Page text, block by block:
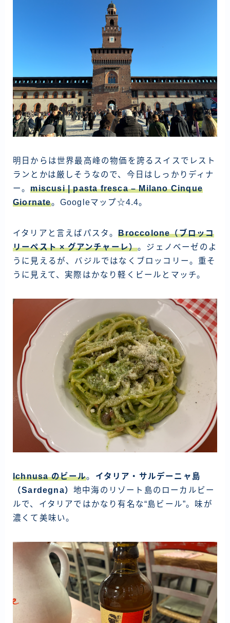
明日からは世界最高峰の物価を誇るスイスでレスト
ランとかは厳しそうなので、今日はしっかりディナ
ー。miscusi | pasta fresca – Milano Cinque
Giornate。Googleマップ☆4.4。
イタリアと言えばパスタ。Broccolone（ブロッコ
リーペスト × グアンチャーレ）。ジェノベーゼのよ
うに見えるが、バジルではなくブロッコリー。重そ
うに見えて、実際はかなり軽くビールとマッチ。
Ichnusa のビール。 イタリア・サルデーニャ島
（Sardegna） 地中海のリゾート島のローカルビー
ルで、イタリアではかなり有名な“島ビール”。味が
濃くて美味い。